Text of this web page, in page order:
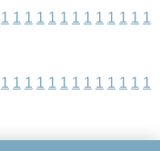
1 1 1 1 1 1 1 1 1 1 1 1 1
1 1 1 1 1 1 1 1 1 1 1 1 1